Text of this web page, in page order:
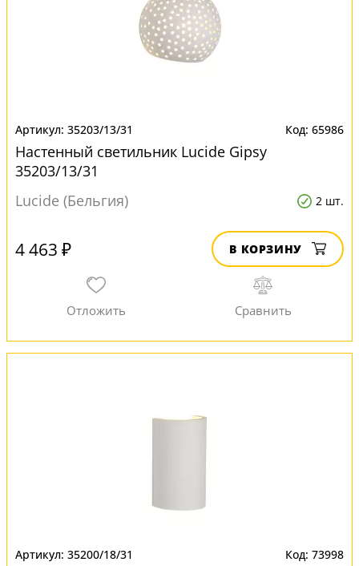
35203/13/31 65986
Настенный светильник Lucide Gipsy
35203/13/31
Lucide (Бельгия)
2 шт.
4 463 ₽ В КОРЗИНУ
35200/18/31 73998